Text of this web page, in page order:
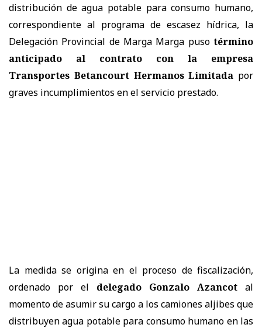
distribución de agua potable para consumo humano,
correspondiente al programa de escasez hídrica, la
Delegación Provincial de Marga Marga puso término
anticipado al contrato con la empresa
Transportes Betancourt Hermanos Limitada por
graves incumplimientos en el servicio prestado.
La medida se origina en el proceso de fiscalización,
ordenado por el
delegado Gonzalo Azancot al
momento de asumir su cargo a los camiones aljibes que
distribuyen agua potable para consumo humano en las